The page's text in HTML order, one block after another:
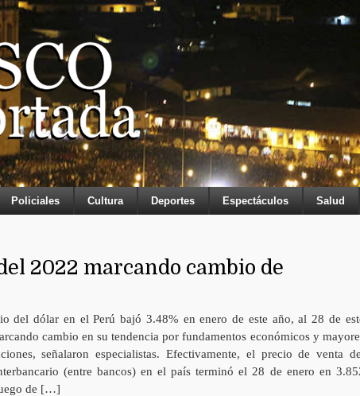
Policiales Cultura Deportes Espectáculos Salud
2022 marcando cambio de
del dólar en el Perú bajó 3.48% en enero de este año, al 28 de
cambio en su tendencia por fundamentos económicos y
señalaron especialistas. Efectivamente, el precio de venta
(entre bancos) en el país terminó el 28 de enero en
de […]